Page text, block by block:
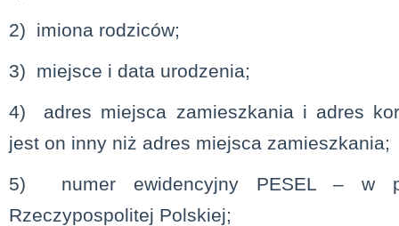
2) imiona rodziców;
3) miejsce i data urodzenia;
4) adres miejsca zamieszkania i adres
jest on inny niż adres miejsca zamieszkania;
5) numer ewidencyjny PESEL – w
Rzeczypospolitej Polskiej;